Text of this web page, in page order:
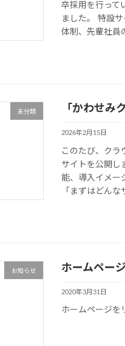
卒採用を行って
ました。 特設
体制、先輩社員
未分類 「かわせみ
2026年2月15日
このたび、クラ
サイトを公開し
能、導入イメー
「まずはどん
お知らせ ホームペー
2020年3月31日
ホームページを